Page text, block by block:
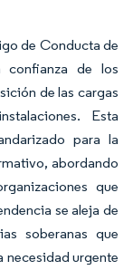
de Conducta de
de los
de las cargas
Esta
para la
abordando
que
se aleja de
soberanas que
necesidad urgente